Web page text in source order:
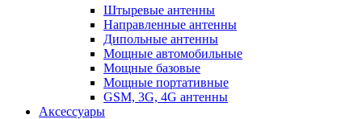
Штыревые антенны
Направленные антенны
Дипольные антенны
Мощные автомобильные
Мощные базовые
Мощные портативные
GSM, 3G, 4G антенны
Аксессуары